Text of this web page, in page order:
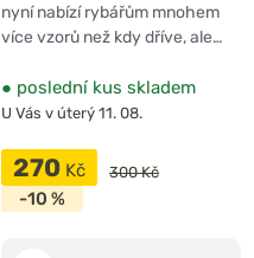
nyní nabízí rybářům mnohem
více vzorů než kdy dříve, ale…
● poslední kus skladem
U Vás v úterý 11. 08.
270 Kč 300 Kč
-10 %